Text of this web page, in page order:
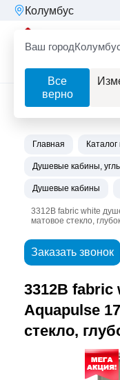
Колумбус
Ваш город
Все
верно
Главная
Душевые кабины,
Душевые кабины
3312B fabric white
матовое стекло,
Заказать звонок
3312B fabric
Aquapulse
стекло,